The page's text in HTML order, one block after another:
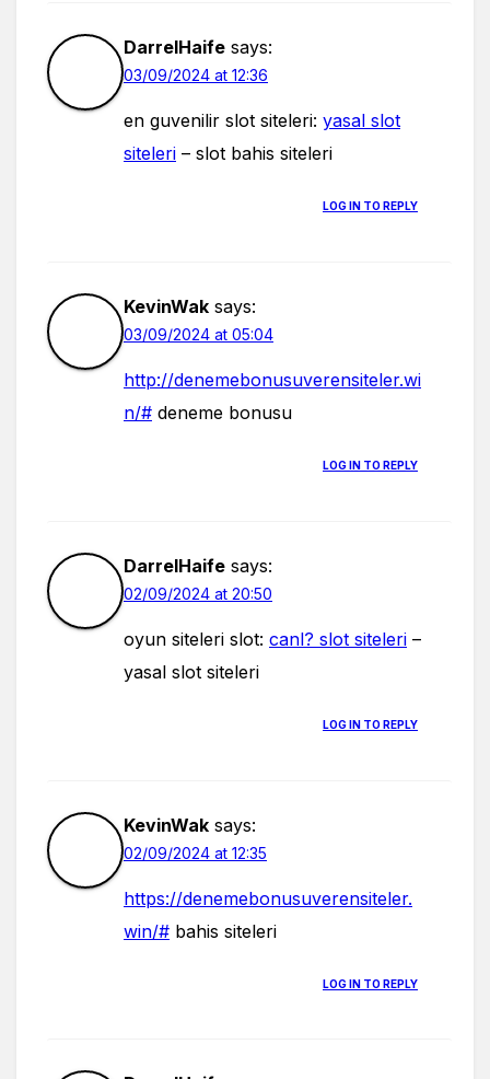
DarrelHaife says:
03/09/2024 at 12:36
en guvenilir slot siteleri: yasal slot
siteleri – slot bahis siteleri
LOG IN TO REPLY
KevinWak says:
03/09/2024 at 05:04
http://denemebonusuverensiteler.wi
n/# deneme bonusu
LOG IN TO REPLY
DarrelHaife says:
02/09/2024 at 20:50
oyun siteleri slot: canl? slot siteleri –
yasal slot siteleri
LOG IN TO REPLY
KevinWak says:
02/09/2024 at 12:35
https://denemebonusuverensiteler.
win/# bahis siteleri
LOG IN TO REPLY